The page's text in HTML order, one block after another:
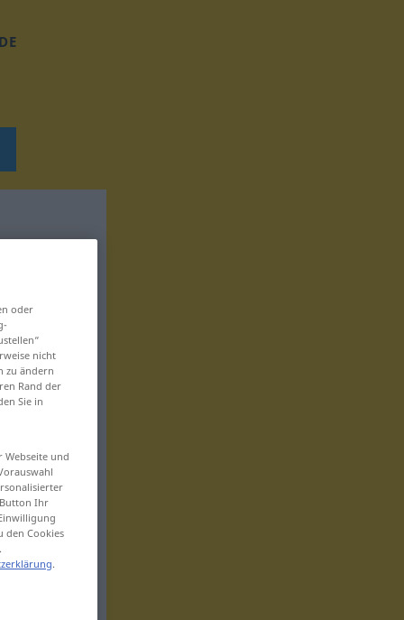
oder
nicht
zu ändern
Rand der
Sie in
und
Ihr
den Cookies
.